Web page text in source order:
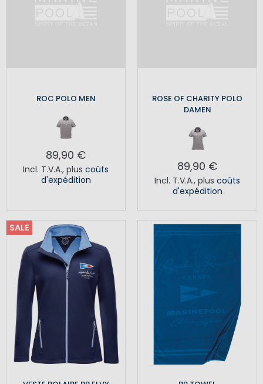
ROC POLO MEN
89,90 €
Incl. T.V.A., plus coûts
d'expédition
ROSE OF CHARITY POLO
DAMEN
89,90 €
Incl. T.V.A., plus coûts
d'expédition
SALE